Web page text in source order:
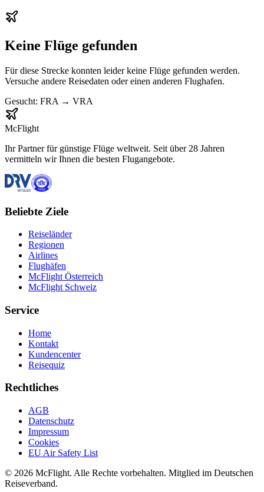
Keine Flüge gefunden
Für diese Strecke konnten leider keine Flüge gefunden werden.
Versuche andere Reisedaten oder einen anderen Flughafen.
Gesucht: FRA → VRA
McFlight
Ihr Partner für günstige Flüge weltweit. Seit über 28 Jahren
vermitteln wir Ihnen die besten Flugangebote.
Beliebte Ziele
Reiseländer
Regionen
Airlines
Flughäfen
McFlight Österreich
McFlight Schweiz
Service
Home
Kontakt
Kundencenter
Reisequiz
Rechtliches
AGB
Datenschutz
Impressum
Cookies
EU Air Safety List
© 2026 McFlight. Alle Rechte vorbehalten. Mitglied im Deutschen
Reiseverband.